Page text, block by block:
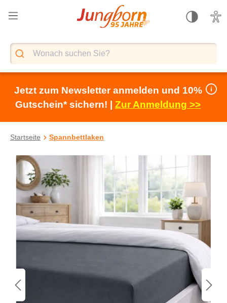
springen
Jetzt zum Newsletter anmelden und 10%
Gutschein* sichern! | Zur Anmeldung >>
Startseite Spannbettlaken
Bildergalerie überspringen